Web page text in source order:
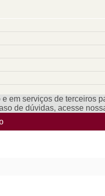
em serviços de terceiros
de dúvidas, acesse